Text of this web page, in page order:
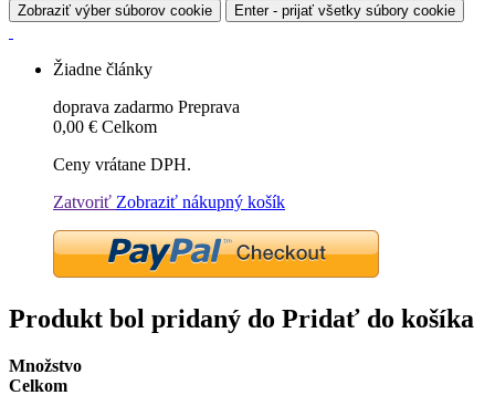
Zobraziť výber súborov cookie Enter - prijať všetky súbory cookie
Žiadne články
doprava zadarmo Preprava
0,00 € Celkom
Ceny vrátane DPH.
Zatvoriť Zobraziť nákupný košík
Produkt bol pridaný do Pridať do košíka
Množstvo
Celkom